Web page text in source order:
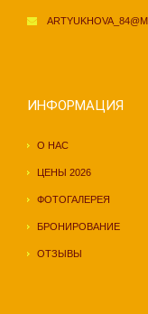
ИНФОРМАЦИЯ
О НАС
ЦЕНЫ 2026
ФОТОГАЛЕРЕЯ
БРОНИРОВАНИЕ
ОТЗЫВЫ